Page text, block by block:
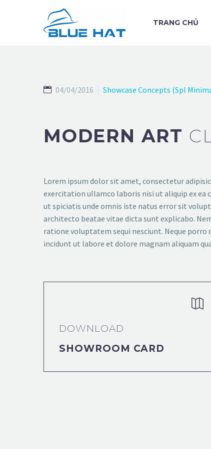
TRANG CHỦ
04/04/2016 Showcase Concepts (Spl
MODERN ART
Lorem ipsum dolor sit amet, consectetur
exercitation ullamco laboris nisi ut aliquip ex ea
ut spiciatis unde omnis iste natus error sit
architecto beatae vitae dicta sunt explicabo.
ratione voluptatem sequi nesciunt. Neque porro
incidunt ut labore et dolore magnam aliquam


DOWNLOAD
SHOWROOM CARD